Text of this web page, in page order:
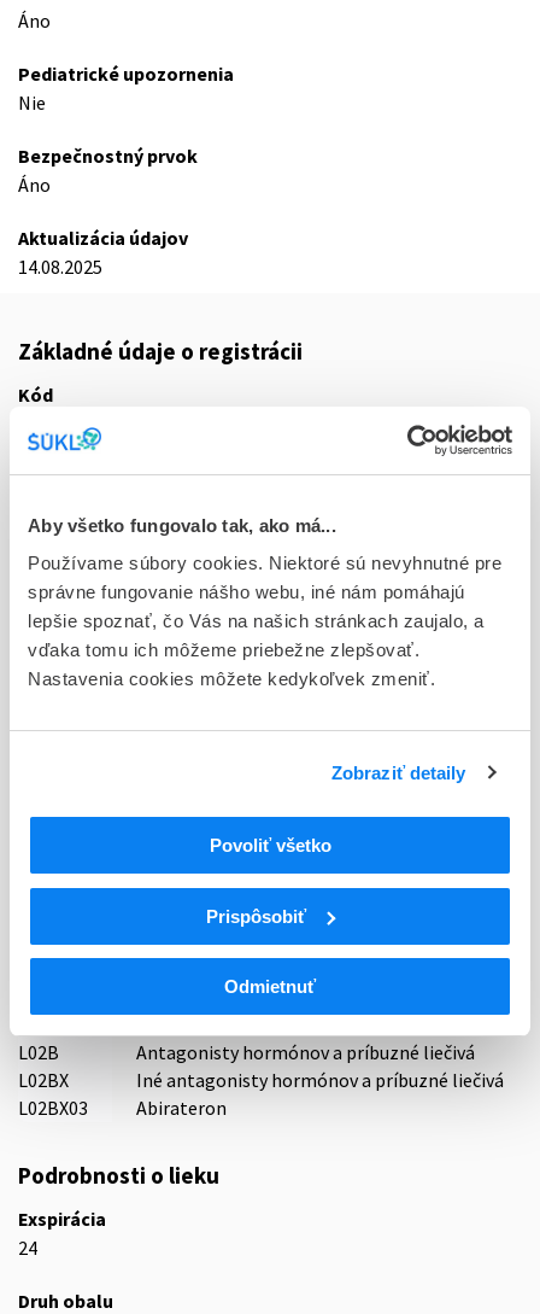
Aby všetko fungovalo tak, ako má...
Používame súbory cookies. Niektoré sú nevyhnutné pre
správne fungovanie nášho webu, iné nám pomáhajú
lepšie spoznať, čo Vás na našich stránkach zaujalo, a
vďaka tomu ich môžeme priebežne zlepšovať.
Nastavenia cookies môžete kedykoľvek zmeniť.
Zobraziť detaily
Povoliť všetko
Prispôsobiť
Odmietnuť
Áno
Pediatrické upozornenia
Nie
Bezpečnostný prvok
Áno
Aktualizácia údajov
14.08.2025
Základné údaje o registrácii
Kód
Registračné číslo
Doplnok
tbl flm 60x500 mg (blis.PVC/PE/PVDC/Al)
Stav
R - Aktuálna registrácia
MSN Labs Europe Limited, Malta
Indikačná skupina
Cytostatiká a imunomodulátory
L02B
Antagonisty hormónov a príbuzné liečivá
L02BX
Iné antagonisty hormónov a príbuzné liečivá
L02BX03
Abirateron
Podrobnosti o lieku
Exspirácia
24
Druh obalu